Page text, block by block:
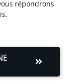
répondrons